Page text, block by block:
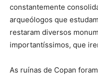
constantemente
arqueólogos que
restaram diversos
importantíssimos, que
As ruínas de Copan